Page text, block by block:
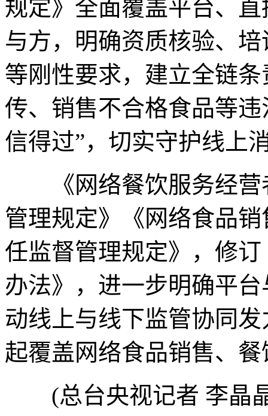
规定》全面覆盖平台、
与方，明确资质核验、
等刚性要求，建立全链
传、销售不合格食品等
信得过”，切实守护线上
《网络餐饮服务经营
管理规定》《网络食品
任监督管理规定》，修
办法》，进一步明确平
动线上与线下监管协同
起覆盖网络食品销售、
(总台央视记者 李晶